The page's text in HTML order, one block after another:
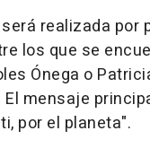
realizada por
los que se
Ónega o
mensaje
por el planeta".